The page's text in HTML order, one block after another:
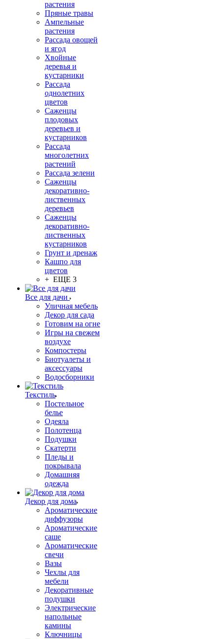
растения
Пряные травы
Ампельные
растения
Рассада овощей
и ягод
Хвойные
деревья и
кустарники
Рассада
однолетних
цветов
Саженцы
плодовых
деревьев и
кустарников
Рассада
многолетних
растений
Рассада зелени
Саженцы
декоративно-
лиственных
деревьев
Саженцы
декоративно-
лиственных
кустарников
Грунт и дренаж
Кашпо для
цветов
+ ЕЩЕ 3
Все для дачи
Уличная мебель
Декор для сада
Готовим на огне
Игры на свежем
воздухе
Компостеры
Биотуалеты и
аксессуары
Водосборники
Текстиль
Постельное
белье
Одеяла
Полотенца
Подушки
Скатерти
Пледы и
покрывала
Домашняя
одежда
Декор для дома
Ароматические
диффузоры
Ароматические
саше
Ароматические
свечи
Вазы
Чехлы для
мебели
Декоративные
подушки
Электрические
напольные
камины
Ключницы